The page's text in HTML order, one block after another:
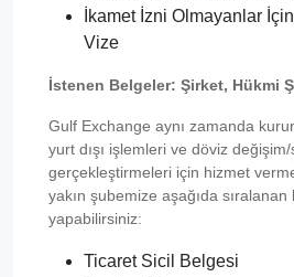
İkamet İzni Olmayanlar
Vize
İstenen Belgeler: Şirket, Hükmi
Gulf Exchange aynı zamanda
yurt dışı işlemleri ve döviz değişim/
gerçekleştirmeleri için hizmet
yakın şubemize aşağıda
yapabilirsiniz:
Ticaret Sicil Belgesi